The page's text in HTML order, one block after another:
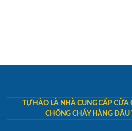
TỰ HÀO LÀ NHÀ CUNG CẤP
CHỐNG CHÁY HÀNG ĐẦU